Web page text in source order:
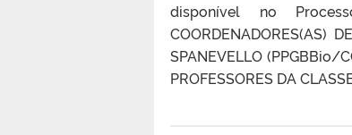
disponível no
COORDENADORES(AS)
SPANEVELLO (PPGBBio/
PROFESSORES DA